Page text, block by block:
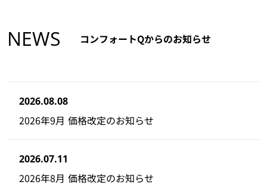
NEWS コンフォートQからのお知らせ
2026.08.08
2026年9月 価格改定のお知らせ
2026.07.11
2026年8月 価格改定のお知らせ